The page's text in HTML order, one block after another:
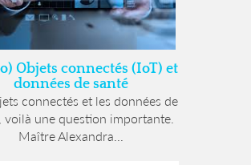
Objets connectés (IoT) et
données de santé
connectés et les données de
voilà une question importante.
Maître Alexandra...